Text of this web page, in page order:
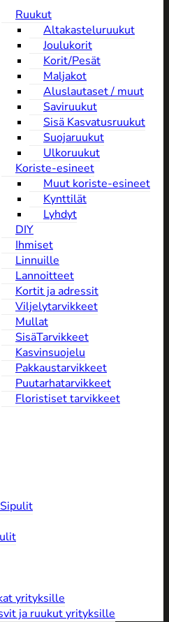
Ruukut
Altakasteluruukut
Joulukorit
Korit/Pesät
Maljakot
Aluslautaset / muut
Saviruukut
Sisä Kasvatusruukut
Suojaruukut
Ulkoruukut
Koriste-esineet
Muut koriste-esineet
Kynttilät
Lyhdyt
DIY
Ihmiset
Linnuille
Lannoitteet
Kortit ja adressit
Viljelytarvikkeet
Mullat
SisäTarvikkeet
Kasvinsuojelu
Pakkaustarvikkeet
Puutarhatarvikkeet
Floristiset tarvikkeet
yrityksille
ja ruukut yrityksille